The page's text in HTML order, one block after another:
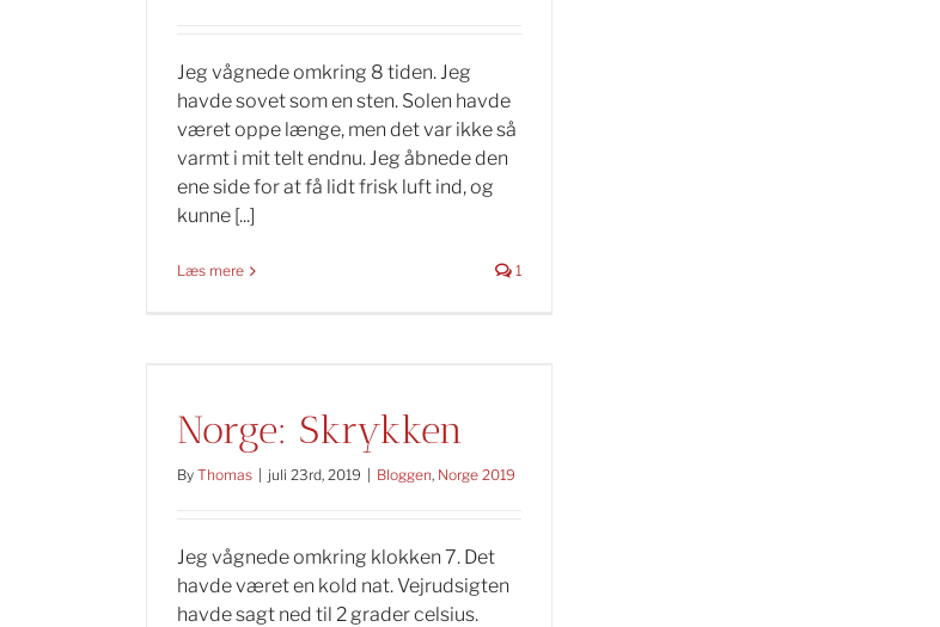
Jeg vågnede omkring 8 tiden. Jeg
havde sovet som en sten. Solen havde
været oppe længe, men det var ikke så
varmt i mit telt endnu. Jeg åbnede den
ene side for at få lidt frisk luft ind, og
kunne [...]
Læs mere 1
Norge: Skrykken
By Thomas juli 23rd, 2019 Bloggen, Norge 2019
Jeg vågnede omkring klokken 7. Det
havde været en kold nat. Vejrudsigten
havde sagt ned til 2 grader celsius.